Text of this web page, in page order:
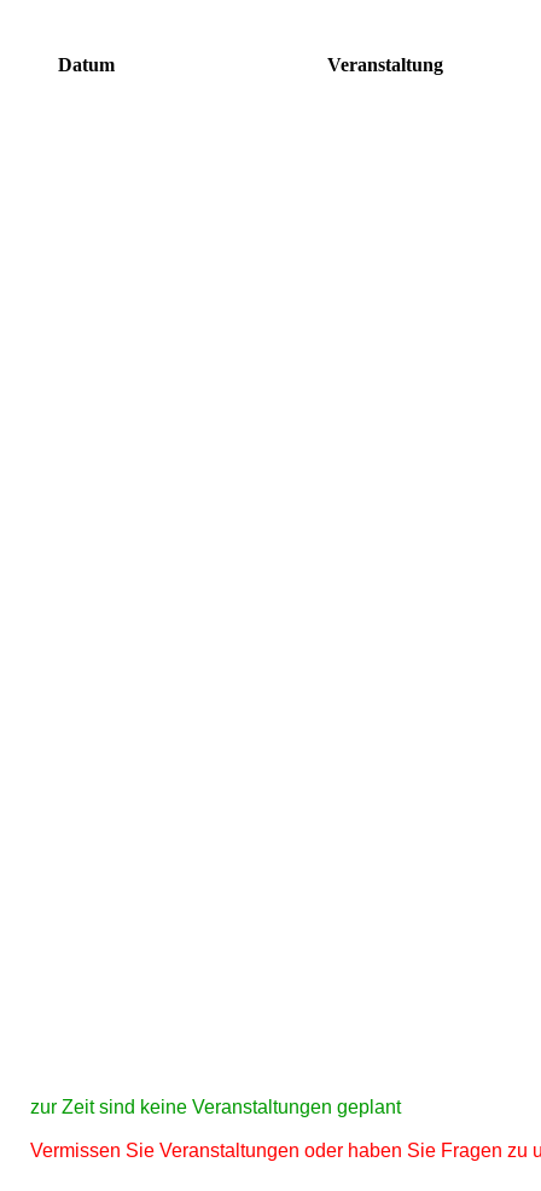
Datum Veranstaltung
zur Zeit sind keine Veranstaltungen geplant
Vermissen Sie Veranstaltungen oder haben Sie Fragen